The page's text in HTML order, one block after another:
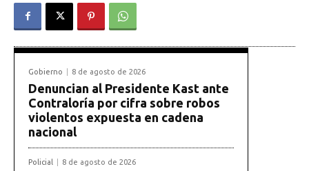
Gobierno 8 de agosto de 2026
Denuncian al Presidente Kast ante
Contraloría por cifra sobre robos
violentos expuesta en cadena
nacional
Policial 8 de agosto de 2026